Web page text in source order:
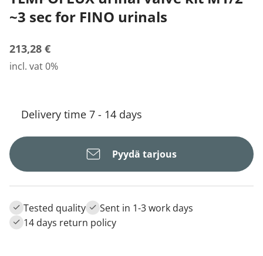
~3 sec for FINO urinals
213,28 €
incl. vat 0%
Delivery time 7 - 14 days
Pyydä tarjous
Tested quality
Sent in 1-3 work days
14 days return policy